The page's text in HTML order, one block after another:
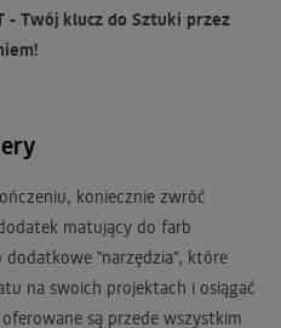
- Twój klucz do Sztuki przez
koniecznie zwróć
matujący do farb
dodatkowe "narzędzia", które
na swoich projektach i osiągać
są przede wszystkim